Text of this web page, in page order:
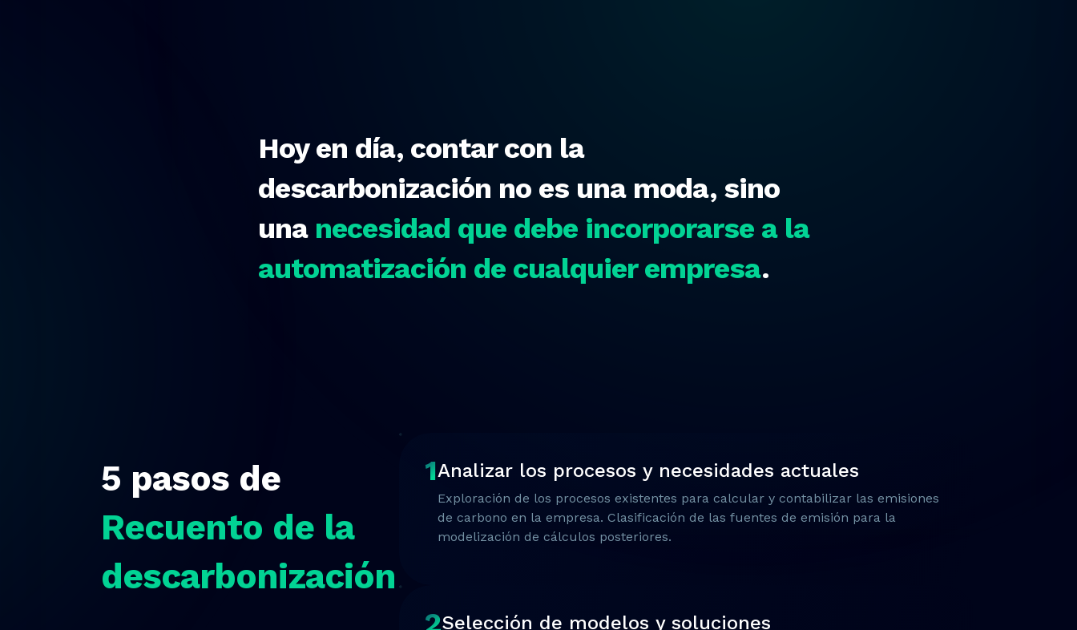
Hoy en día, contar con la
descarbonización no es una moda, sino
una necesidad que debe incorporarse a la
automatización de cualquier empresa.
5 pasos de
Recuento de la
descarbonización
1Analizar los procesos y necesidades actuales
Exploración de los procesos existentes para calcular y contabilizar las emisiones
de carbono en la empresa. Clasificación de las fuentes de emisión para la
modelización de cálculos posteriores.
2Selección de modelos y soluciones